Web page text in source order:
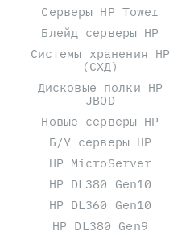
Серверы HP Tower
Блейд серверы HP
Системы хранения HP
(СХД)
Дисковые полки HP
JBOD
Новые серверы HP
Б/У серверы HP
HP MicroServer
HP DL380 Gen10
HP DL360 Gen10
HP DL380 Gen9